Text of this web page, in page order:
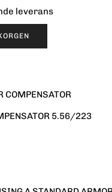
leverans
5.56/223